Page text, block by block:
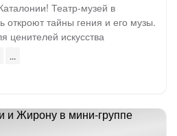
Театр-музей в
откроют тайны гения и его музы.
ценителей искусства